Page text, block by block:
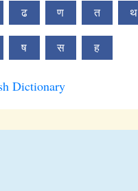
ढ ण त थ
ष स ह
Dictionary